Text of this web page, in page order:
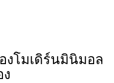
งโมเดิร์นมินิมอล